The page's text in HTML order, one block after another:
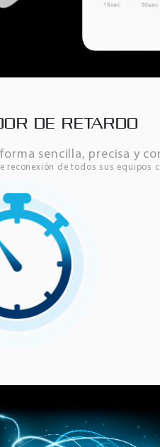
DE RETARDO
sencilla, precisa y
reconexión de todos sus equipos